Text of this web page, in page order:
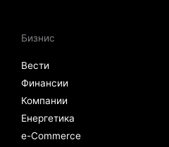
Бизнис
Вести
Финансии
Компании
Енергетика
e-Commerce